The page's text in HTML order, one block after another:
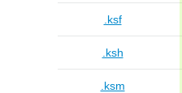
.ksf
.ksh
.ksm